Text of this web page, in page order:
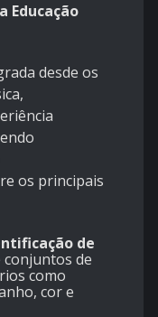
Educação
desde os
os principais
de
conjuntos de
como
cor e